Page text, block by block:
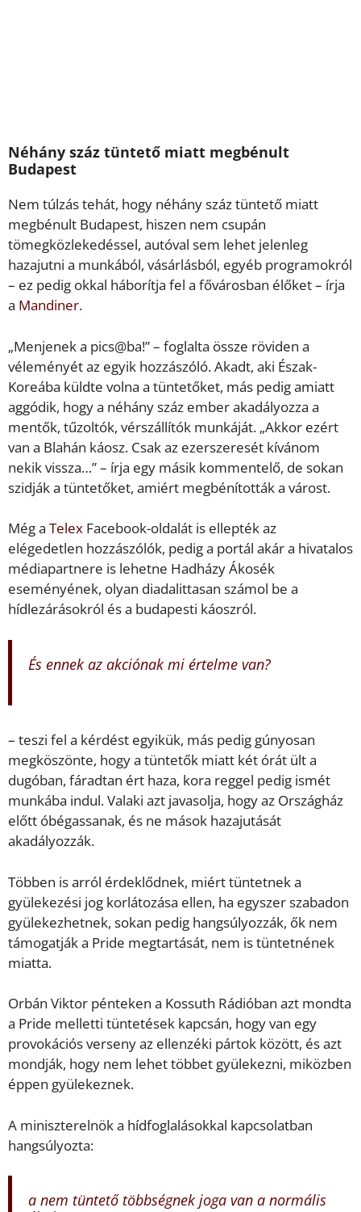
Néhány száz tüntető miatt megbénult
Budapest
Nem túlzás tehát, hogy néhány száz tüntető miatt
megbénult Budapest, hiszen nem csupán
tömegközlekedéssel, autóval sem lehet jelenleg
hazajutni a munkából, vásárlásból, egyéb programokról
– ez pedig okkal háborítja fel a fővárosban élőket – írja
a Mandiner.
„Menjenek a pics@ba!” – foglalta össze röviden a
véleményét az egyik hozzászóló. Akadt, aki Észak-
Koreába küldte volna a tüntetőket, más pedig amiatt
aggódik, hogy a néhány száz ember akadályozza a
mentők, tűzoltók, vérszállítók munkáját. „Akkor ezért
van a Blahán káosz. Csak az ezerszeresét kívánom
nekik vissza…” – írja egy másik kommentelő, de sokan
szidják a tüntetőket, amiért megbénították a várost.
Még a Telex Facebook-oldalát is ellepték az
elégedetlen hozzászólók, pedig a portál akár a hivatalos
médiapartnere is lehetne Hadházy Ákosék
eseményének, olyan diadalittasan számol be a
hídlezárásokról és a budapesti káoszról.
És ennek az akciónak mi értelme van?
– teszi fel a kérdést egyikük, más pedig gúnyosan
megköszönte, hogy a tüntetők miatt két órát ült a
dugóban, fáradtan ért haza, kora reggel pedig ismét
munkába indul. Valaki azt javasolja, hogy az Országház
előtt óbégassanak, és ne mások hazajutását
akadályozzák.
Többen is arról érdeklődnek, miért tüntetnek a
gyülekezési jog korlátozása ellen, ha egyszer szabadon
gyülekezhetnek, sokan pedig hangsúlyozzák, ők nem
támogatják a Pride megtartását, nem is tüntetnének
miatta.
Orbán Viktor pénteken a Kossuth Rádióban azt mondta
a Pride melletti tüntetések kapcsán, hogy van egy
provokációs verseny az ellenzéki pártok között, és azt
mondják, hogy nem lehet többet gyülekezni, miközben
éppen gyülekeznek.
A miniszterelnök a hídfoglalásokkal kapcsolatban
hangsúlyozta:
a nem tüntető többségnek joga van a normális